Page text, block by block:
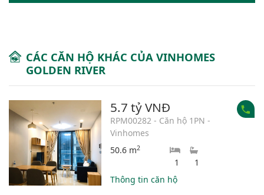
CÁC CĂN HỘ KHÁC CỦA VINHOMES
GOLDEN RIVER
5.7 tỷ VNĐ
RPM00282 - Căn hộ 1PN -
Vinhomes
50.6 m2
1
1
Thông tin căn hộ